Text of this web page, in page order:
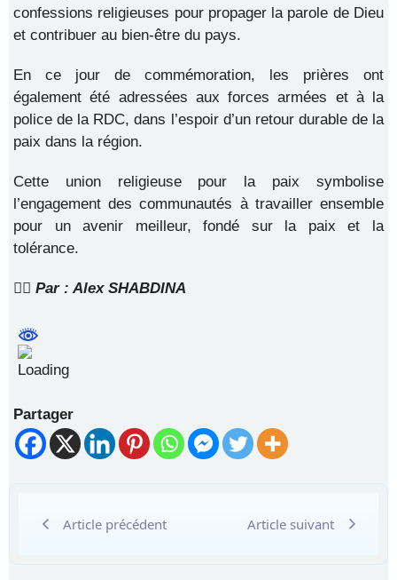
confessions religieuses pour propager la parole de Dieu
et contribuer au bien-être du pays.
En ce jour de commémoration, les prières ont
également été adressées aux forces armées et à la
police de la RDC, dans l’espoir d’un retour durable de la
paix dans la région.
Cette union religieuse pour la paix symbolise
l’engagement des communautés à travailler ensemble
pour un avenir meilleur, fondé sur la paix et la
tolérance.
✍🏼 Par : Alex SHABDINA
Partager
Article précédent Article suivant